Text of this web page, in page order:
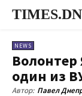
NEWS
Волонтер
один из
Автор: Павел